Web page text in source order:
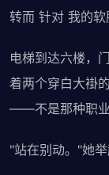
转而 针对 我的软
电梯到达六楼，
着两个穿白大褂
——不是那种职业
"站在别动。"她